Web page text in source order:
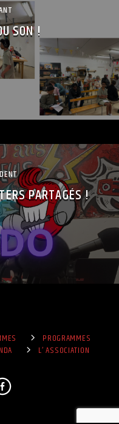
SON !
PARTAGÉS !
PROGRAMMES
L’ ASSOCIATION